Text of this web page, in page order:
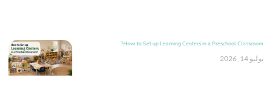
How to Set up Learning Centers in a Preschool Classroom?
يوليو 14, 2026